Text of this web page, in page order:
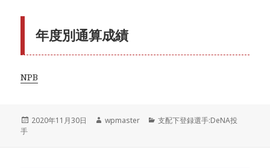
年度別通算成績
NPB
投
2020年11月30日
作
wpmaster
カ
支配下登録選手:DeNA投
手